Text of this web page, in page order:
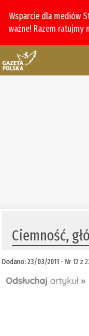
Wsparcie dla mediów
ważne! Razem ratujmy
Ciemność,
Dodano: 23/03/2011 -Nr 12 z